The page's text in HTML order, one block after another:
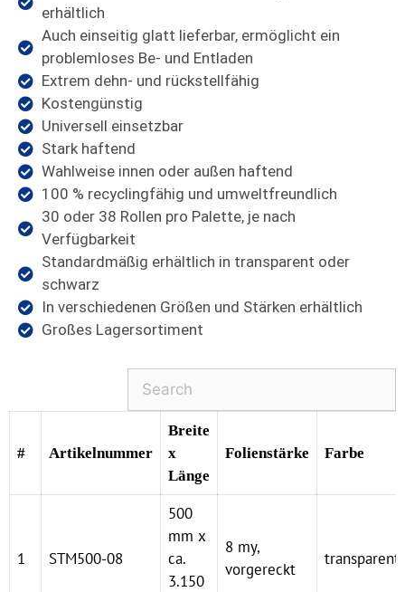
erhältlich
Auch einseitig glatt lieferbar, ermöglicht ein
problemloses Be- und Entladen
Extrem dehn- und rückstellfähig
Kostengünstig
Universell einsetzbar
Stark haftend
Wahlweise innen oder außen haftend
100 % recyclingfähig und umweltfreundlich
30 oder 38 Rollen pro Palette, je nach
Verfügbarkeit
Standardmäßig erhältlich in transparent oder
schwarz
In verschiedenen Größen und Stärken erhältlich
Großes Lagersortiment
# Artikelnummer
Breite
x
Länge
Folienstärke Farbe
1 STM500-08
500
mm x
ca.
3.150
8 my,
vorgereckt
transparent